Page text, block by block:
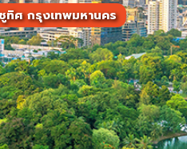
ทิศ กรุงเทพมหานคร